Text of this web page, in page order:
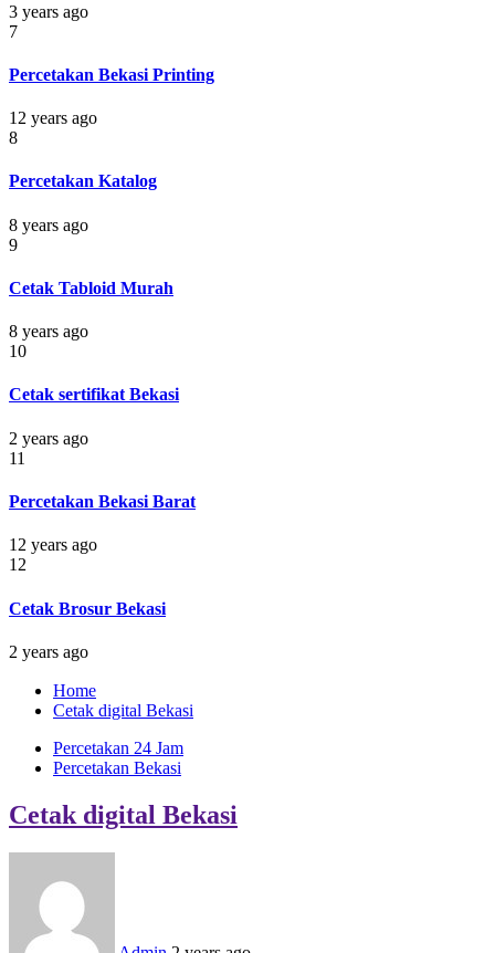
3 years ago
7
Percetakan Bekasi Printing
12 years ago
8
Percetakan Katalog
8 years ago
9
Cetak Tabloid Murah
8 years ago
10
Cetak sertifikat Bekasi
2 years ago
11
Percetakan Bekasi Barat
12 years ago
12
Cetak Brosur Bekasi
2 years ago
Home
Cetak digital Bekasi
Percetakan 24 Jam
Percetakan Bekasi
Cetak digital Bekasi